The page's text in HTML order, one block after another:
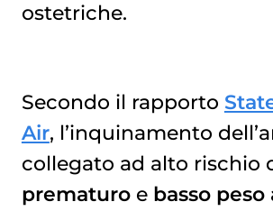
ostetriche.
Secondo il rapporto
Air, l’inquinamento
collegato ad alto rischio
prematuroe basso peso